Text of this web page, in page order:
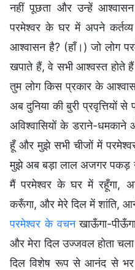
नहीं पूछता और उन्हें आश्वासन
परमेश्वर के घर में अपने
आश्वासन है? (हाँ।) जो लोग
खपाते हैं, वे सभी आश्वस्त होते
तुम लोग किस प्रकार के
अब दुनिया की बुरी प्रवृत्तियों से
अविश्वासियों के डराने-
हूँ और मुझे सभी चीजों में
मुझे अब बड़ा लाल अजगर पकड़
मैं परमेश्वर के घर में रहूँगा,
करूँगा, और मेरे दिल में शांति,
परमेश्वर के वचनखाऊँगा-
और मेरा दिल उज्जवल होता
दिल विशेष रूप से आनंद से भर